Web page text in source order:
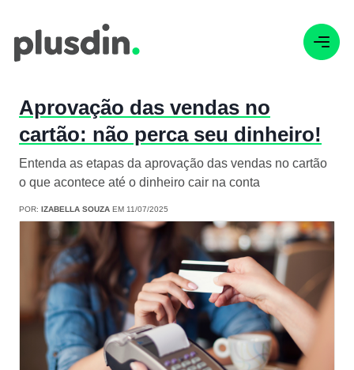
Aprovação das vendas no
cartão: não perca seu dinheiro!
Entenda as etapas da aprovação das vendas no cartão
o que acontece até o dinheiro cair na conta
POR: IZABELLA SOUZA EM 11/07/2025